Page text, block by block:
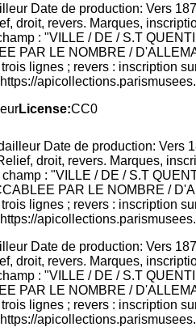
Date de production: Vers
droit, revers. Marques,
: "VILLE / DE / S.T
PAR LE NOMBRE /
lignes ; revers : inscription
License:CC0
Date de production: Vers
droit, revers. Marques,
: "VILLE / DE / S.T
PAR LE NOMBRE /
lignes ; revers : inscription